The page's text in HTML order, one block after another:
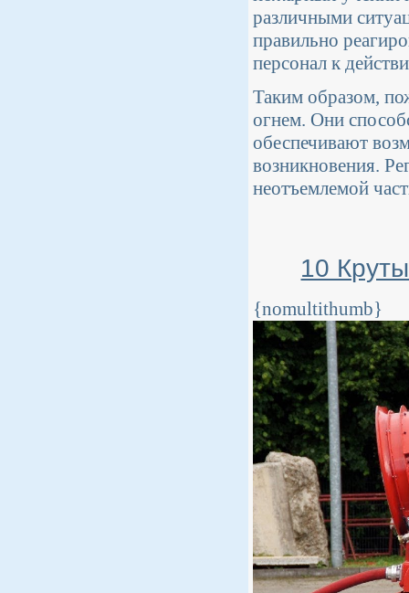
различными
правильно
персонал к
Таким образом,
огнем. Они
обеспечивают
возникновения.
неотъемлемой
10
{nomultithumb}